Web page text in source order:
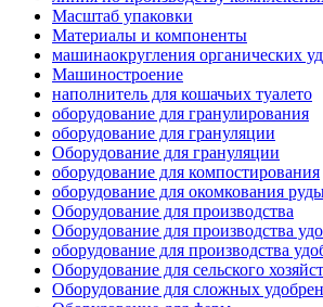
Масштаб упаковки
Материалы и компоненты
машинаокругления органических
Машиностроение
наполнитель для кошачьих туалето
оборудование для гранулирования
оборудование для грануляции
Оборудование для грануляции
оборудование для компостирования
оборудование для окомкования
Оборудование для производства
Оборудование для производства
оборудование для производства
Оборудование для сельского
Оборудование для сложных